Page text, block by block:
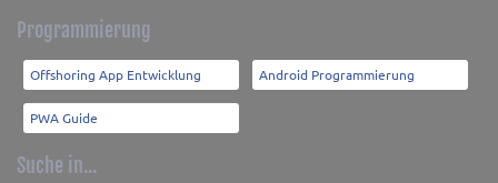
Programmierung
Offshoring App Entwicklung Android Programmierung
PWA Guide
Suche in...